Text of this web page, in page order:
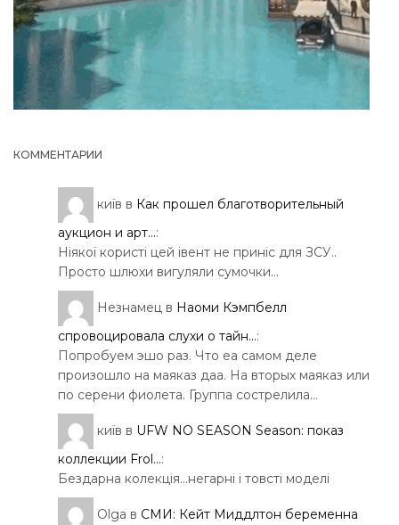
КОММЕНТАРИИ
київ в Как прошел благотворительный
аукцион и арт...:
Ніякої користі цей івент не приніс для ЗСУ..
Просто шлюхи вигуляли сумочки…
Незнамец в Наоми Кэмпбелл
спровоцировала слухи о тайн...:
Попробуем эшо раз. Что еа самом деле
произошло на маяказ даа. На вторых маяказ или
по серени фиолета. Группа сострелила…
київ в UFW NO SEASON Season: показ
коллекции Frol...:
Бездарна колекція…негарні і товсті моделі
Olga в СМИ: Кейт Миддлтон беременна